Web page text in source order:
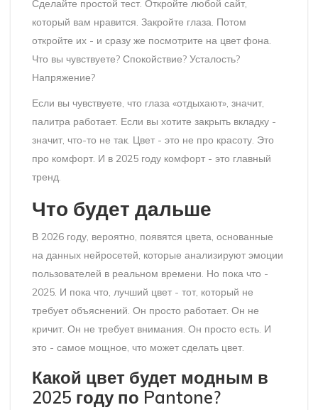
Сделайте простой тест. Откройте любой сайт,
который вам нравится. Закройте глаза. Потом
откройте их - и сразу же посмотрите на цвет фона.
Что вы чувствуете? Спокойствие? Усталость?
Напряжение?
Если вы чувствуете, что глаза «отдыхают», значит,
палитра работает. Если вы хотите закрыть вкладку -
значит, что-то не так. Цвет - это не про красоту. Это
про комфорт. И в 2025 году комфорт - это главный
тренд.
Что будет дальше
В 2026 году, вероятно, появятся цвета, основанные
на данных нейросетей, которые анализируют эмоции
пользователей в реальном времени. Но пока что -
2025. И пока что, лучший цвет - тот, который не
требует объяснений. Он просто работает. Он не
кричит. Он не требует внимания. Он просто есть. И
это - самое мощное, что может сделать цвет.
Какой цвет будет модным в
2025 году по Pantone?